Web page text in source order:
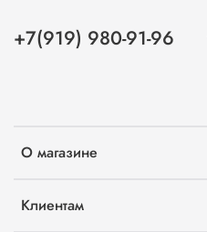
О магазине
Клиентам
+7(919) 980-91-96